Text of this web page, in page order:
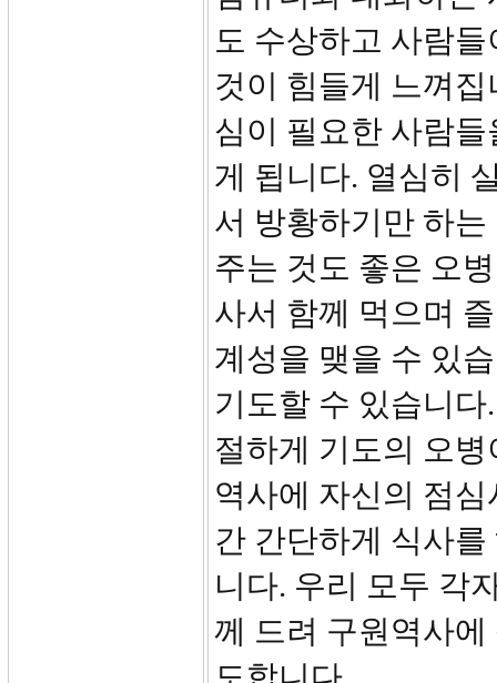
도 수상하고 사람
것이 힘들게 느껴
심이 필요한 사람
게 됩니다. 열심히
서 방황하기만 하
주는 것도 좋은 오
사서 함께 먹으며
계성을 맺을 수 있
기도할 수 있습니
절하게 기도의 오
역사에 자신의 점
간 간단하게 식사
니다. 우리 모두 각
께 드려 구원역사